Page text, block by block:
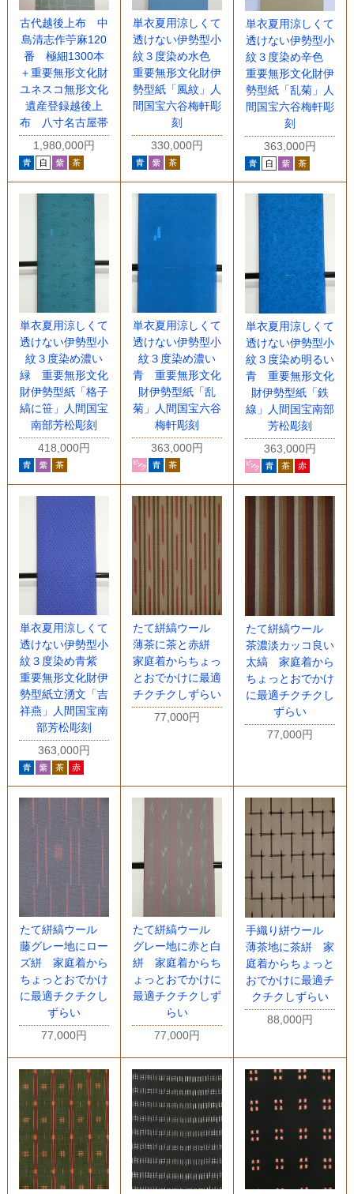
古代越後上布 中
島清志作苧麻120
番 極細1300本
＋重要無形文化財
ユネスコ無形文化
遺産登録越後上
布 八寸名古屋帯
1,980,000円
単衣夏用涼しくて
透けない伊勢型小
紋３度染め水色
重要無形文化財伊
勢型紙「風紋」人
間国宝六谷梅軒彫
刻
330,000円
単衣夏用涼しくて
透けない伊勢型小
紋３度染め辛色
重要無形文化財伊
勢型紙「乱菊」人
間国宝六谷梅軒彫
刻
363,000円
単衣夏用涼しくて
透けない伊勢型小
紋３度染め濃い
緑 重要無形文化
財伊勢型紙「格子
縞に笹」人間国宝
南部芳松彫刻
418,000円
単衣夏用涼しくて
透けない伊勢型小
紋３度染め濃い
青 重要無形文化
財伊勢型紙「乱
菊」人間国宝六谷
梅軒彫刻
363,000円
単衣夏用涼しくて
透けない伊勢型小
紋３度染め明るい
青 重要無形文化
財伊勢型紙「鉄
線」人間国宝南部
芳松彫刻
363,000円
単衣夏用涼しくて
透けない伊勢型小
紋３度染め青紫
重要無形文化財伊
勢型紙立湧文「吉
祥燕」人間国宝南
部芳松彫刻
363,000円
たて絣縞ウール
薄茶に茶と赤絣
家庭着からちょっ
とおでかけに最適
チクチクしずらい
77,000円
たて絣縞ウール
茶濃淡カッコ良い
太縞 家庭着から
ちょっとおでかけ
に最適チクチクし
ずらい
77,000円
たて絣縞ウール
藤グレー地にロー
ズ絣 家庭着から
ちょっとおでかけ
に最適チクチクし
ずらい
77,000円
たて絣縞ウール
グレー地に赤と白
絣 家庭着からち
ょっとおでかけに
最適チクチクしず
らい
77,000円
手織り絣ウール
薄茶地に茶絣 家
庭着からちょっと
おでかけに最適チ
クチクしずらい
88,000円